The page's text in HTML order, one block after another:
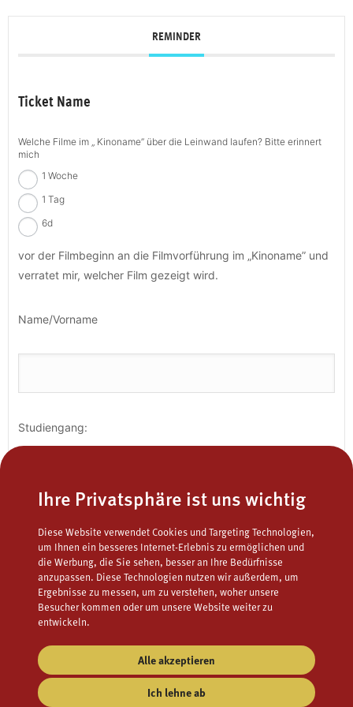
Ihre Privatsphäre ist uns wichtig
Diese Website verwendet Cookies und Targeting Technologien,
um Ihnen ein besseres Internet-Erlebnis zu ermöglichen und
die Werbung, die Sie sehen, besser an Ihre Bedürfnisse
anzupassen. Diese Technologien nutzen wir außerdem, um
Ergebnisse zu messen, um zu verstehen, woher unsere
Besucher kommen oder um unsere Website weiter zu
entwickeln.
Alle akzeptieren
Ich lehne ab
REMINDER
Ticket Name
Welche Filme im „ Kinoname” über die Leinwand laufen? Bitte erinnert
mich
1 Woche
1 Tag
6d
vor der Filmbeginn an die Filmvorführung im „Kinoname” und
verratet mir, welcher Film gezeigt wird.
Name/Vorname
Studiengang:
Email:
Die Filmvorführungen im Hörsaal sind - aus lizenzrechtlichen
Gründen - den Studierenden (und Hochschulangehörigen)
vorbehalten.